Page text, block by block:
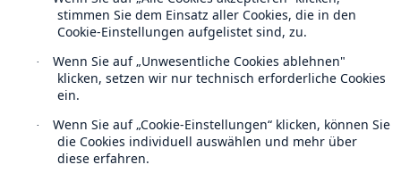
Kontakt
Cookie Einstellungen
Rechtliche Hinweise
Sitemap